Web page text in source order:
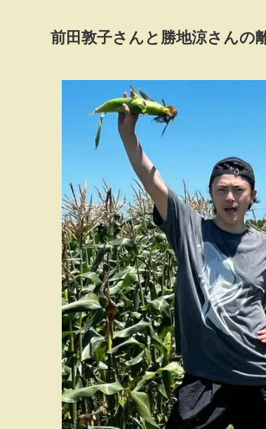
前田敦子さんと勝地涼さんの